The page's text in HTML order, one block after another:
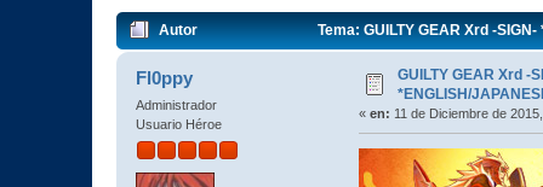
Autor Tema: GUILTY GEAR Xrd -
Fl0ppy
Administrador
Usuario Héroe
GUILTY GEAR Xrd -
*ENGLISH/
« en: 11 de Diciembre de